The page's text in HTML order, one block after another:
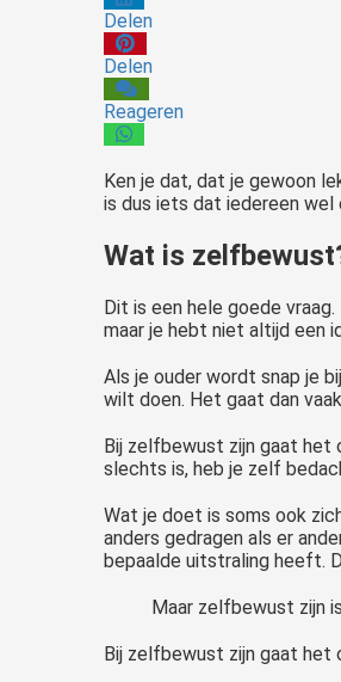
Delen
Delen
Reageren
Ken je dat, dat je gewoon
is dus iets dat iedereen
Wat is
Dit is een hele goede
maar je hebt niet altijd een
Als je ouder wordt snap je
wilt doen. Het gaat dan
Bij zelfbewust zijn gaat het
slechts is, heb je zelf
Wat je doet is soms ook
anders gedragen als er
bepaalde uitstraling heeft.
Maar zelfbewust zijn
Bij zelfbewust zijn gaat het